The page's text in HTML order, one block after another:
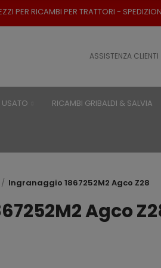
TRATTORI - SPEDIZIONE RAPIDA - RESO
ASSISTENZA CLIENTI
USATO RICAMBI GRIBALDI & SALVIA
Ingranaggio 1867252M2 Agco Z28
Agco